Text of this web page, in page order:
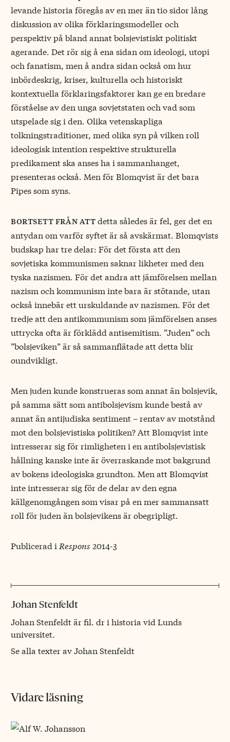
levande historia föregås av en mer än tio sidor lång
diskussion av olika förklaringsmodeller och
perspektiv på bland annat bolsjevistiskt politiskt
agerande. Det rör sig å ena sidan om ideologi, utopi
och fanatism, men å andra sidan också om hur
inbördeskrig, kriser, kulturella och historiskt
kontextuella förklaringsfaktorer kan ge en bredare
förståelse av den unga sovjetstaten och vad som
utspelade sig i den. Olika vetenskapliga
tolkningstraditioner, med olika syn på vilken roll
ideologisk intention respektive strukturella
predikament ska anses ha i sammanhanget,
presenteras också. Men för Blomqvist är det bara
Pipes som syns.
bortsett från attdetta således är fel, ger det en
antydan om varför syftet är så avskärmat. Blomqvists
budskap har tre delar: För det första att den
sovjetiska kommunismen saknar likheter med den
tyska nazismen. För det andra att jämförelsen mellan
nazism och kommunism inte bara är stötande, utan
också innebär ett urskuldande av nazismen. För det
tredje att den antikommunism som jämförelsen anses
uttrycka ofta är förklädd antisemitism. ”Juden” och
”bolsjeviken” är så sammanflätade att detta blir
oundvikligt.
Men juden kunde konstrueras som annat än bolsjevik,
på samma sätt som antibolsjevism kunde bestå av
annat än antijudiska sentiment – rentav av motstånd
mot den bolsjevistiska politiken? Att Blomqvist inte
intresserar sig för rimligheten i en antibolsjevistisk
hållning kanske inte är överraskande mot bakgrund
av bokens ideologiska grundton. Men att Blomqvist
inte intresserar sig för de delar av den egna
källgenomgången som visar på en mer sammansatt
roll för juden än bolsjevikens är obegripligt.
Publicerad i Respons 2014-3
Johan Stenfeldt
Johan Stenfeldt är fil. dr i historia vid Lunds
universitet.
Se alla texter av Johan Stenfeldt
Vidare läsning